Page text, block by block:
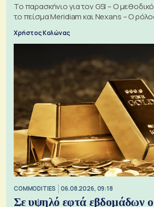
Το παρασκήνιο για τον GSI – Ο
το πείσμα Meridiam και Nexans – Ο
Χρήστος Κολώνας
COMMODITIES 06.08.2026, 09:18
Σε υψηλό εφτά εβδομάδων ο